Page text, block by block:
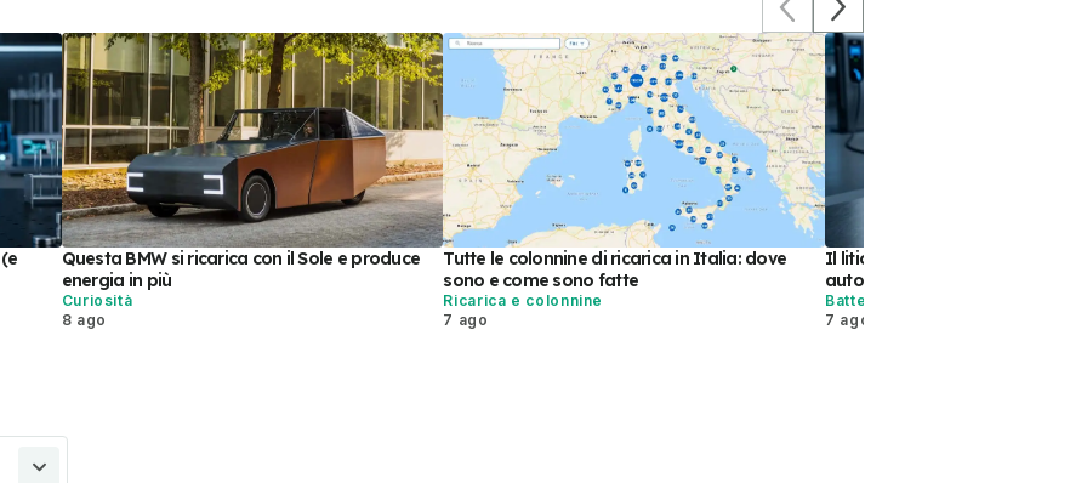
Questa BMW si ricarica con il Sole e produce
energia in più
Curiosità
8 ago
Tutte le colonnine di ricarica in Italia: dove
sono e come sono fatte
Ricarica e colonnine
7 ago
Il litio metallico può dare più
auto elettriche
Batterie
7 ago